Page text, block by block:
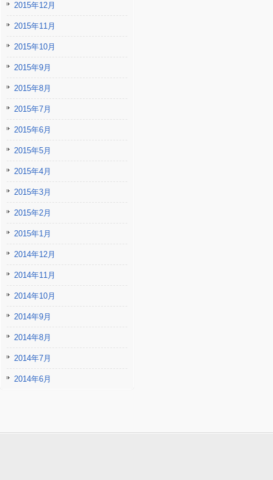
2015年12月
2015年11月
2015年10月
2015年9月
2015年8月
2015年7月
2015年6月
2015年5月
2015年4月
2015年3月
2015年2月
2015年1月
2014年12月
2014年11月
2014年10月
2014年9月
2014年8月
2014年7月
2014年6月